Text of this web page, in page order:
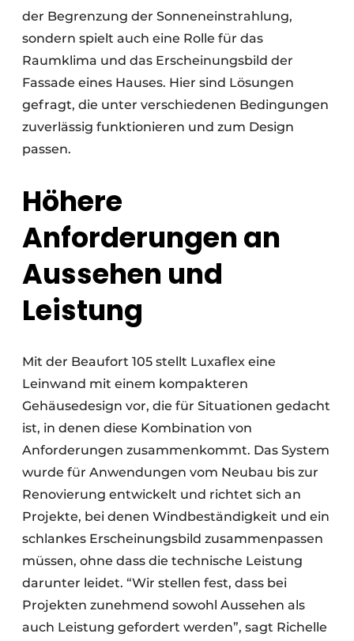
der Begrenzung der Sonneneinstrahlung,
sondern spielt auch eine Rolle für das
Raumklima und das Erscheinungsbild der
Fassade eines Hauses. Hier sind Lösungen
gefragt, die unter verschiedenen Bedingungen
zuverlässig funktionieren und zum Design
passen.
Höhere
Anforderungen an
Aussehen und
Leistung
Mit der Beaufort 105 stellt Luxaflex eine
Leinwand mit einem kompakteren
Gehäusedesign vor, die für Situationen gedacht
ist, in denen diese Kombination von
Anforderungen zusammenkommt. Das System
wurde für Anwendungen vom Neubau bis zur
Renovierung entwickelt und richtet sich an
Projekte, bei denen Windbeständigkeit und ein
schlankes Erscheinungsbild zusammenpassen
müssen, ohne dass die technische Leistung
darunter leidet. “Wir stellen fest, dass bei
Projekten zunehmend sowohl Aussehen als
auch Leistung gefordert werden”, sagt Richelle